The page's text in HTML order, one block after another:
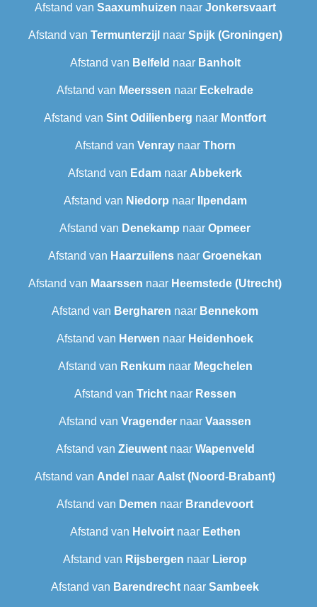
Afstand van Saaxumhuizen naar Jonkersvaart
Afstand van Termunterzijl naar Spijk (Groningen)
Afstand van Belfeld naar Banholt
Afstand van Meerssen naar Eckelrade
Afstand van Sint Odilienberg naar Montfort
Afstand van Venraynaar Thorn
Afstand van Edam naar Abbekerk
Afstand van Niedorp naar Ilpendam
Afstand van Denekamp naar Opmeer
Afstand van Haarzuilens naar Groenekan
Afstand van Maarssen naar Heemstede (Utrecht)
Afstand van Bergharen naar Bennekom
Afstand van Herwen naar Heidenhoek
Afstand van Renkumnaar Megchelen
Afstand van Trichtnaar Ressen
Afstand van Vragender naar Vaassen
Afstand van Zieuwentnaar Wapenveld
Afstand van Andel naar Aalst (Noord-Brabant)
Afstand van Demen naar Brandevoort
Afstand van Helvoirtnaar Eethen
Afstand van Rijsbergen naar Lierop
Afstand van Barendrecht‎ naar Sambeek